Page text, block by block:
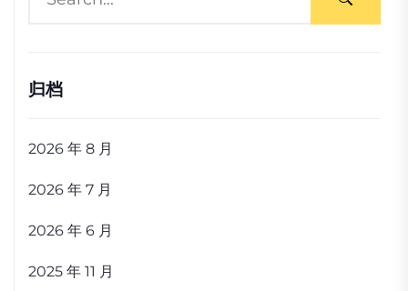
归档
2026 年 8 月
2026 年 7 月
2026 年 6 月
2025 年 11 月